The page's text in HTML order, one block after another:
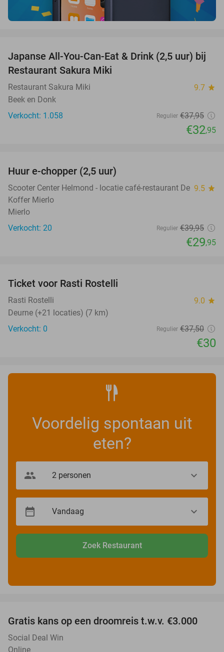
13%
Japanse All-You-Can-Eat & Drink (2,5 uur) bij
Restaurant Sakura Miki
Restaurant Sakura Miki 9.7 star
Beek en Donk
Verkocht: 1.058
Regulier €37,95
€32,95
Huur e-chopper (2,5 uur)
Scooter Center Helmond - locatie café-restaurant De
Koffer Mierlo
9.5 star
Mierlo
Verkocht: 20
Regulier €39,95
€29,95
TODAY
Ticket voor Rasti Rostelli
Rasti Rostelli 9.0 star
Deurne (+21 locaties) (7 km)
Verkocht: 0
Regulier €37,50
€30
Voordelig spontaan uit
eten?
Zoek Restaurant
Gratis kans op een droomreis t.w.v. €3.000
Social Deal Win
Online